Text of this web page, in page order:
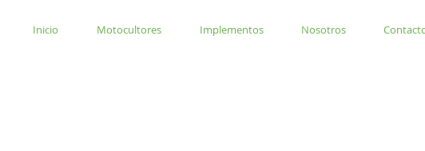
Inicio Motocultores Implementos Nosotros